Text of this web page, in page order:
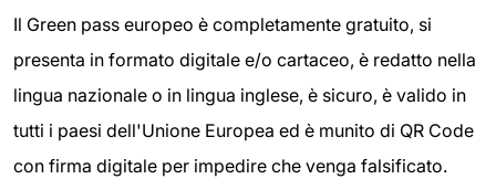
Il Green pass europeo è completamente gratuito, si
presenta in formato digitale e/o cartaceo, è redatto nella
lingua nazionale o in lingua inglese, è sicuro, è valido in
tutti i paesi dell'Unione Europea ed è munito di QR Code
con firma digitale per impedire che venga falsificato.